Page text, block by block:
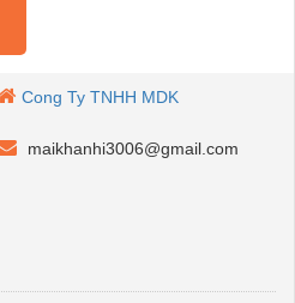
Cong Ty TNHH MDK
maikhanhi3006@gmail.com